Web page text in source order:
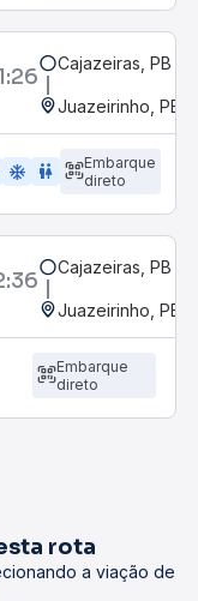
Cajazeiras, PB
Juazeirinho, PB
ac_unit WC
Embarque
direto
Cajazeiras, PB
Juazeirinho, PB
Embarque
direto
rota
a viação de